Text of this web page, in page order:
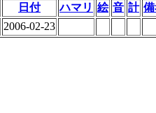
日付 ハマリ 絵 音 計
2006-02-23